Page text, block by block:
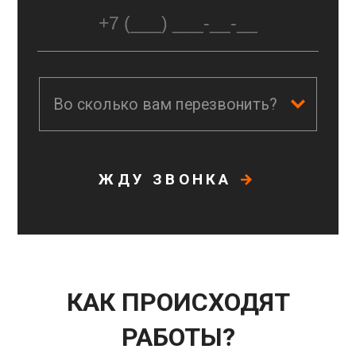
2 часов. На работы и детали
Во сколько вам перезвонить?
ЖДУ ЗВОНКА
КАК ПРОИСХОДЯТ
РАБОТЫ?